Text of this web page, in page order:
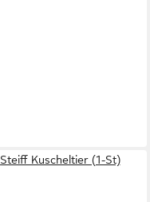
Steiff Kuscheltier (1-St)